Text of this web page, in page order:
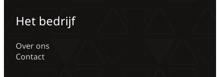
Het bedrijf
Over ons
Contact